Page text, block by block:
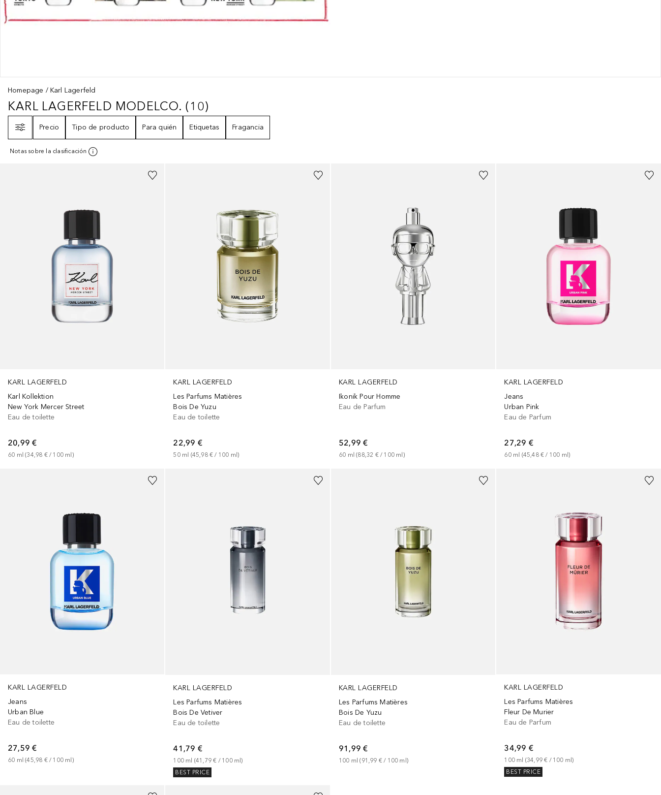
Homepage Karl Lagerfeld
KARL LAGERFELD MODELCO.10
KARL LAGERFELD MODELCO. (10)
Precio
Tipo de producto Para quién Etiquetas Fragancia
Notas sobre la clasificación
KARL LAGERFELD
Karl Kollektion
New York Mercer Street
Eau de toilette
20,99 €
60 ml (34,98 € / 100 ml )
KARL LAGERFELD
Les Parfums Matières
Bois De Yuzu
Eau de toilette
22,99 €
50 ml (45,98 € / 100 ml)
KARL LAGERFELD
Ikonik Pour Homme
Eau de Parfum
52,99 €
60 ml (88,32 € / 100 ml)
KARL LAGERFELD
Jeans
Urban Pink
Eau de Parfum
27,29 €
60 ml (45,48 € / 100 ml)
KARL LAGERFELD
Jeans
Urban Blue
Eau de toilette
27,59 €
60 ml (45,98 € / 100 ml )
KARL LAGERFELD
Les Parfums Matières
Bois De Vetiver
Eau de toilette
41,79 €
100 ml (41,79 € / 100 ml)
BEST PRICE
KARL LAGERFELD
Les Parfums Matières
Bois De Yuzu
Eau de toilette
91,99 €
100 ml (91,99 € / 100 ml)
KARL LAGERFELD
Les Parfums Matières
Fleur De Murier
Eau de Parfum
34,99 €
100 ml (34,99 € / 100 ml)
BEST PRICE